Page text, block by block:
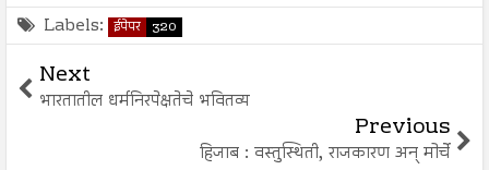
Labels: ईपेपर 320
Next
भारतातील धर्मनिरपेक्षतेचे भवितव्य
Previous
हिजाब : वस्तुस्थिती, राजकारण अन् मोर्चे